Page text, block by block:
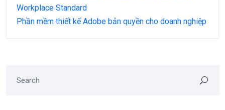
Workplace Standard
Phần mềm thiết kế Adobe bản quyền cho doanh nghiệp